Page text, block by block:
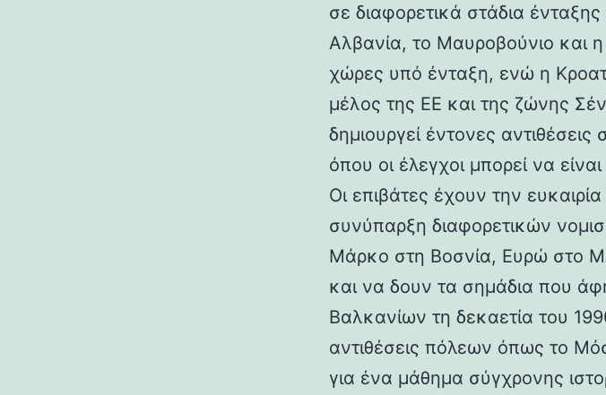
σε διαφορετικά στάδια
Αλβανία, το Μαυροβούνιο και η
χώρες υπό ένταξη, ενώ η
μέλος της ΕΕ και της ζώνης
δημιουργεί έντονες
όπου οι έλεγχοι μπορεί να
Οι επιβάτες έχουν την
συνύπαρξη διαφορετικών
Μάρκο στη Βοσνία, Ευρώ στο
και να δουν τα σημάδια που
Βαλκανίων τη δεκαετία του
αντιθέσεις πόλεων όπως το
για ένα μάθημα σύγχρονης